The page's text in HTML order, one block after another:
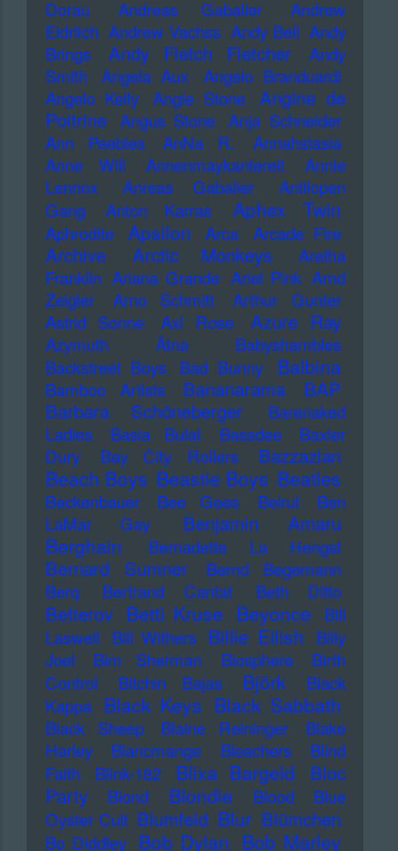
Dorau
Andreas Gabalier
Andrew
Eldritch Andrew Vachss Andy Bell Andy
Brings
Andy Fletch Fletcher
Andy
Smith
Angela Aux
Angelo Branduardi
Angelo Kelly
Angie Stone
Angine de
Poitrine Angus Stone Anja Schneider
Ann Peebles
AnNa R.
Annahstasia
Anne Will
Annenmaykantereit
Annie
Lennox
Anreas Gabalier
Antilopen
Gang
Anton Karras Aphex Twin
Aphrodite Apsilon Arca Arcade Fire
Archive Arctic Monkeys
Aretha
Franklin Ariana Grande Ariel Pink Arnd
Zeigler
Arno Schmitt
Arthur Gunter
Astrid Sonne
Axl Rose Azure Ray
Azymuth Ätna
Babyshambles
Backstreet Boys
Bad Bunny Balbina
Bamboo Artists Bananarama
BAP
Barbara Schöneberger
Barenaked
Ladies
Basia Bulat Bassdee
Baxter
Dury
Bay City Rollers Bazzazian
Beach Boys Beastie Boys Beatles
Beckenbauer Bee Gees Beirut
Ben
LaMar Gay
Benjamin Amaru
Berghain Bernadette La Hengst
Bernard Sumner
Bernd Begemann
Berq
Bertrand Cantat Beth Ditto
Betterov Betti Kruse Beyonce
Bill
Laswell
Bill Withers Billie Eilish
Billy
Joel
Bim Sherman Biosphere
Birth
Control
Bitchin Bajas Björk
Black
Kappa Black Keys Black Sabbath
Black Sheep Blaine Reininger
Blake
Harley
Blancmange Bleachers
Blind
Faith
Blink-182 Blixa Bargeld
Bloc
Party
Blond Blondie Blood
Blue
Oyster Cult Blumfeld Blur Blümchen
Bo Diddley Bob Dylan Bob Marley